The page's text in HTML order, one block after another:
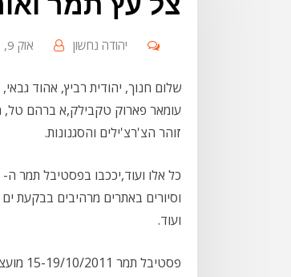
אוק 9, 2011 יהודה נחשון
שלום חנוך, יהודית רביץ, אהוד
עומאר פארוק טקבילק,א ברהם טל,
זוהר הצ'רצ'ילים והסגנונות.
וסיורים באתרים מרהיבים בבקעת
ועוד.
פסטיבל תמר 15-19/10/2011 מועצה אזורית תמר ים המלח.